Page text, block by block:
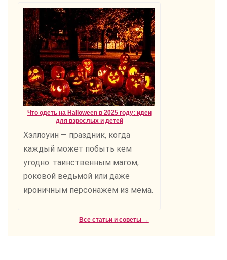
Что одеть на Halloween в 2025 году: идеи
для взрослых и детей
Хэллоуин — праздник, когда
каждый может побыть кем
угодно: таинственным магом,
роковой ведьмой или даже
ироничным персонажем из мема.
Все статьи и советы →